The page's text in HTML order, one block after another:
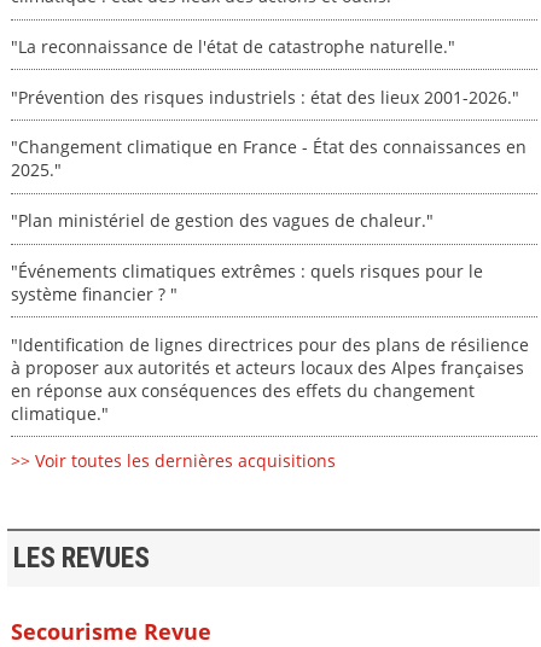
"La reconnaissance de l'état de catastrophe naturelle."
"Prévention des risques industriels : état des lieux 2001-2026."
"Changement climatique en France - État des connaissances en
2025."
"Plan ministériel de gestion des vagues de chaleur."
"Événements climatiques extrêmes : quels risques pour le
système financier ? "
"Identification de lignes directrices pour des plans de résilience
à proposer aux autorités et acteurs locaux des Alpes françaises
en réponse aux conséquences des effets du changement
climatique."
>> Voir toutes les dernières acquisitions
LES REVUES
Secourisme Revue